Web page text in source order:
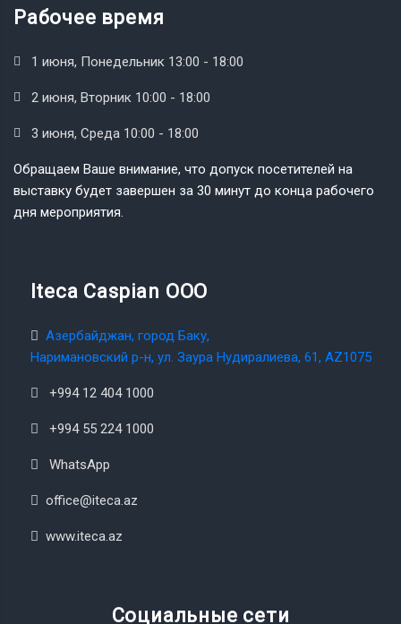
Рабочее время
1 июня, Понедельник 13:00 - 18:00
2 июня, Вторник 10:00 - 18:00
3 июня, Среда 10:00 - 18:00
Обращаем Ваше внимание, что допуск посетителей на
выставку будет завершен за 30 минут до конца рабочего
дня мероприятия.
Iteca Caspian OOO
Азербайджан, город Баку,
Наримановский р-н, ул. Заура Нудиралиева, 61, AZ1075
+994 12 404 1000
+994 55 224 1000
WhatsApp
office@iteca.az
www.iteca.az
Социальные сети